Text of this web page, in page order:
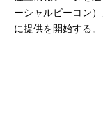
ーシャルビーコン
に提供を開始する。